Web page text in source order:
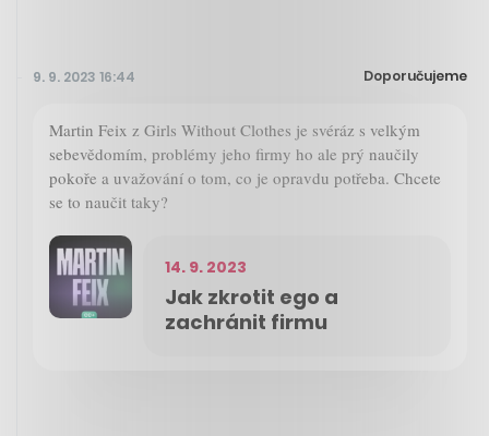
9. 9. 2023 16:44 Doporučujeme
Martin Feix z Girls Without Clothes je svéráz s velkým
sebevědomím, problémy jeho firmy ho ale prý naučily
pokoře a uvažování o tom, co je opravdu potřeba. Chcete
se to naučit taky?
14. 9. 2023
Jak zkrotit ego a
zachránit firmu